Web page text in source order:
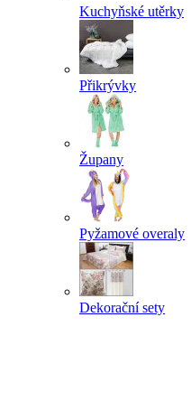
Kuchyňské utěrky
Přikrývky
Župany
Pyžamové overaly
Dekorační sety